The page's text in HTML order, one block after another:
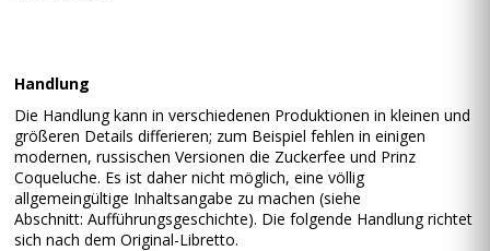
Handlung
Die Handlung kann in verschiedenen Produktionen in kleinen und
größeren Details differieren; zum Beispiel fehlen in einigen
modernen, russischen Versionen die Zuckerfee und Prinz
Coqueluche. Es ist daher nicht möglich, eine völlig
allgemeingültige Inhaltsangabe zu machen (siehe
Abschnitt: Aufführungsgeschichte). Die folgende Handlung richtet
sich nach dem Original-Libretto.